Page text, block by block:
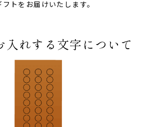
動の挨拶におすすめのお菓子ギ
フト5選
トをお届けいたします。
入れする文字について